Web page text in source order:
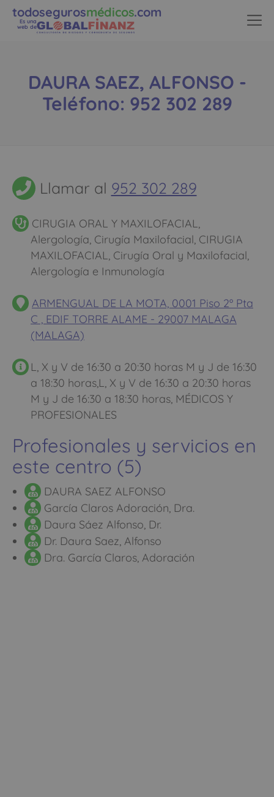
todosegurosmédicos.com
Es una
web de
DAURA SAEZ, ALFONSO -
Teléfono: 952 302 289
Llamar al 952 302 289
CIRUGIA ORAL Y MAXILOFACIAL,
Alergología, Cirugía Maxilofacial, CIRUGIA
MAXILOFACIAL, Cirugía Oral y Maxilofacial,
Alergología e Inmunología
ARMENGUAL DE LA MOTA, 0001 Piso 2º Pta
C , EDIF TORRE ALAME - 29007 MALAGA
(MALAGA)
L, X y V de 16:30 a 20:30 horas M y J de 16:30
a 18:30 horas,L, X y V de 16:30 a 20:30 horas
M y J de 16:30 a 18:30 horas, MÉDICOS Y
PROFESIONALES
Profesionales y servicios en
este centro (5)
DAURA SAEZ ALFONSO
García Claros Adoración, Dra.
Daura Sáez Alfonso, Dr.
Dr. Daura Saez, Alfonso
Dra. García Claros, Adoración